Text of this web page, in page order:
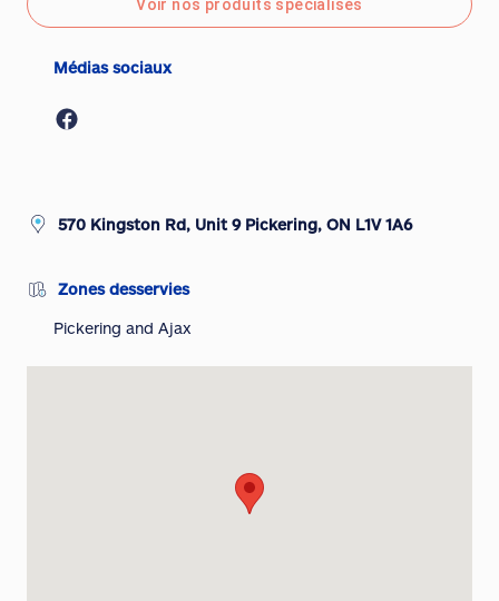
Voir nos produits spécialisés
Médias sociaux
570 Kingston Rd, Unit 9 Pickering, ON L1V 1A6
Zones desservies
Pickering and Ajax